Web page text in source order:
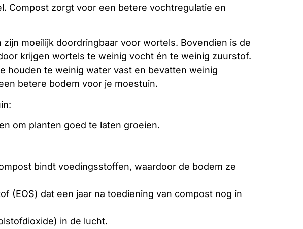
Compost zorgt voor een betere vochtregulatie en
moeilijk doordringbaar voor wortels. Bovendien is de
krijgen wortels te weinig vocht én te weinig zuurstof.
houden te weinig water vast en bevatten weinig
betere bodem voor je moestuin.
om planten goed te laten groeien.
bindt voedingsstoffen, waardoor de bodem ze
(EOS) dat een jaar na toediening van compost nog in
in de lucht.